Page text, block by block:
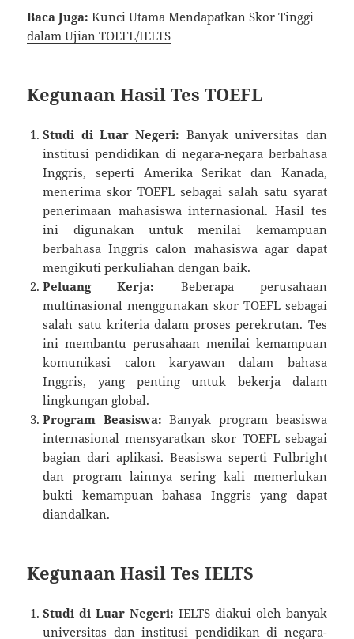
Baca Juga: Kunci Utama Mendapatkan Skor Tinggi
dalam Ujian TOEFL/IELTS
Kegunaan Hasil Tes TOEFL
Studi di Luar Negeri: Banyak universitas dan
institusi pendidikan di negara-negara berbahasa
Inggris, seperti Amerika Serikat dan Kanada,
menerima skor TOEFL sebagai salah satu syarat
penerimaan mahasiswa internasional. Hasil tes
ini digunakan untuk menilai kemampuan
berbahasa Inggris calon mahasiswa agar dapat
mengikuti perkuliahan dengan baik.
Peluang Kerja: Beberapa perusahaan
multinasional menggunakan skor TOEFL sebagai
salah satu kriteria dalam proses perekrutan. Tes
ini membantu perusahaan menilai kemampuan
komunikasi calon karyawan dalam bahasa
Inggris, yang penting untuk bekerja dalam
lingkungan global.
Program Beasiswa: Banyak program beasiswa
internasional mensyaratkan skor TOEFL sebagai
bagian dari aplikasi. Beasiswa seperti Fulbright
dan program lainnya sering kali memerlukan
bukti kemampuan bahasa Inggris yang dapat
diandalkan.
Kegunaan Hasil Tes IELTS
Studi di Luar Negeri: IELTS diakui oleh banyak
universitas dan institusi pendidikan di negara-